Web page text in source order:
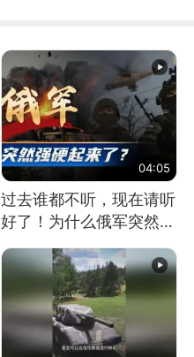
04:05
过去谁都不听，现在请听
好了！为什么俄军突然强
硬起来了？